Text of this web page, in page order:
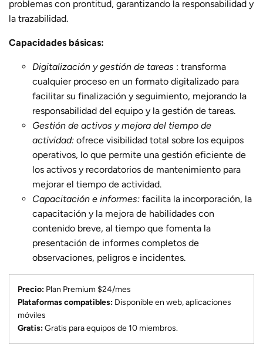
problemas con prontitud, garantizando la responsabilidad y
la trazabilidad.
Capacidades básicas:
Digitalización y gestión de tareas : transforma
cualquier proceso en un formato digitalizado para
facilitar su finalización y seguimiento, mejorando la
responsabilidad del equipo y la gestión de tareas.
Gestión de activos y mejora del tiempo de
actividad: ofrece visibilidad total sobre los equipos
operativos, lo que permite una gestión eficiente de
los activos y recordatorios de mantenimiento para
mejorar el tiempo de actividad.
Capacitación e informes: facilita la incorporación, la
capacitación y la mejora de habilidades con
contenido breve, al tiempo que fomenta la
presentación de informes completos de
observaciones, peligros e incidentes.
Precio: Plan Premium $24/mes
Plataformas compatibles: Disponible en web, aplicaciones
móviles
Gratis:Gratis para equipos de 10 miembros.